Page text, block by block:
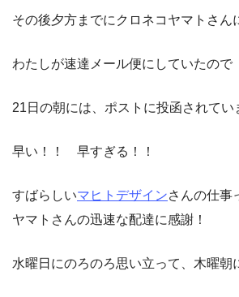
その後夕方までにクロネコヤマトさん
わたしが速達メール便にしていたので
21日の朝には、ポストに投函されてい
早い！！ 早すぎる！！
すばらしいマヒトデザインさんの仕事
ヤマトさんの迅速な配達に感謝！
水曜日にのろのろ思い立って、木曜朝